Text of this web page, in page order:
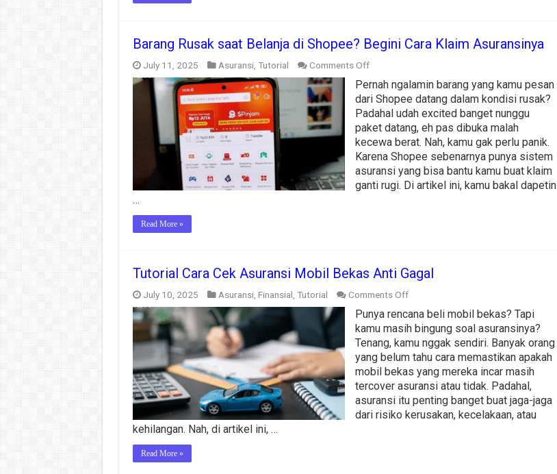
Barang Rusak saat Belanja di Shopee? Begini Cara Klaim Asuransinya
July 11, 2025 Asuransi, Tutorial Comments Offon
Rusak
saat
Belanja
di
Shopee?
Begini
Cara
Klaim
Asuransinya
Pernah ngalamin barang yang kamu pesan
dari Shopee datang dalam kondisi rusak?
Padahal udah excited banget nunggu
paket datang, eh pas dibuka malah
kecewa berat. Nah, kamu gak perlu panik.
Karena Shopee sebenarnya punya sistem
asuransi yang bisa bantu kamu buat klaim
ganti rugi. Di artikel ini, kamu bakal dapetin
…
Read More »
Tutorial Cara Cek Asuransi Mobil Bekas Anti Gagal
July 10, 2025 Asuransi, Finansial Tutorial Comments Offon
Cara
Cek
Asuransi
Mobil
Bekas
Anti
Gagal
Punya rencana beli mobil bekas? Tapi
kamu masih bingung soal asuransinya?
Tenang, kamu nggak sendiri. Banyak orang
yang belum tahu cara memastikan apakah
mobil bekas yang mereka incar masih
tercover asuransi atau tidak. Padahal,
asuransi itu penting banget buat jaga-jaga
dari risiko kerusakan, kecelakaan, atau
kehilangan. Nah, di artikel ini, …
Read More »